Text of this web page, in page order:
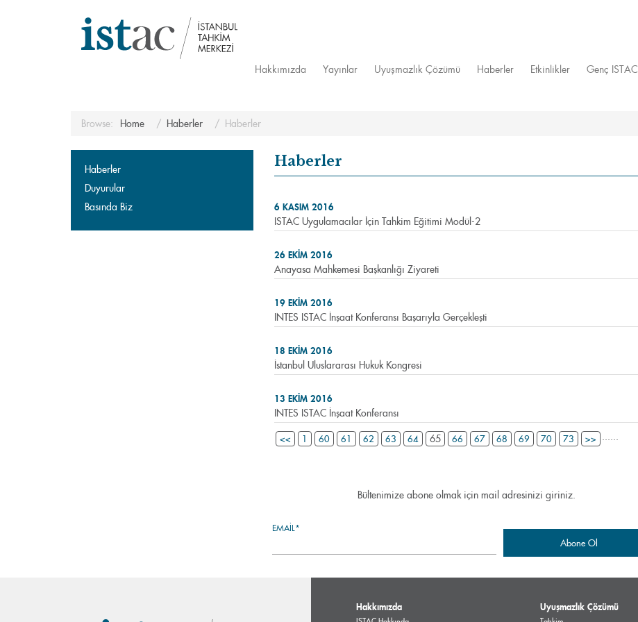
Hakkımızda Yayınlar Uyuşmazlık Çözümü Haberler Etkinlikler Genç ISTAC
Browse: Home Haberler Haberler
Haberler
Duyurular
Basında Biz
Haberler
ISTAC Uygulamacılar İçin Tahkim Eğitimi Modül-2
6 KASIM 2016
Anayasa Mahkemesi Başkanlığı Ziyareti
26 EKIM 2016
INTES ISTAC İnşaat Konferansı Başarıyla Gerçekleşti
19 EKIM 2016
İstanbul Uluslararası Hukuk Kongresi
18 EKIM 2016
INTES ISTAC İnşaat Konferansı
13 EKIM 2016
<< 1 ...
60 61 62 63 64 65 66 67 68 69 70 ...
73 >>
Bültenimize abone olmak için mail adresinizi giriniz.
EMAIL*
Hakkımızda Uyuşmazlık Çözümü